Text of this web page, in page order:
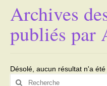
La Mairie
Le village
Archives
publiés par
Désolé, aucun résultat n'a été
Rechercher